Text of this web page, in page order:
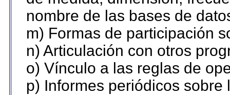
nombre de las bases de
m) Formas de participación
n) Articulación con otros
o) Vínculo a las reglas de
p) Informes periódicos